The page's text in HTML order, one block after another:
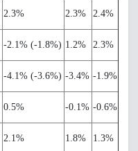
2.3% 2.3% 2.4%
-2.1% (-1.8%) 1.2% 2.3%
-4.1% (-3.6%) -3.4% -1.9%
0.5% -0.1% -0.6%
2.1% 1.8% 1.3%